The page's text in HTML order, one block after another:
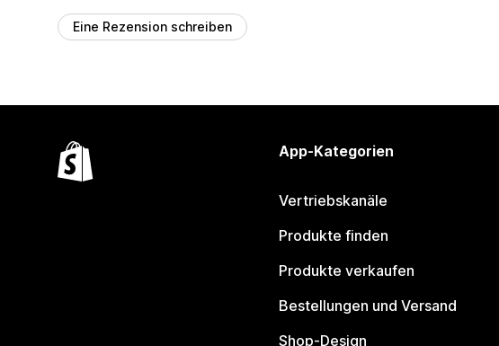
Eine Rezension schreiben
App-Kategorien
Vertriebskanäle
Produkte finden
Produkte verkaufen
Bestellungen und Versand
Shop-Design